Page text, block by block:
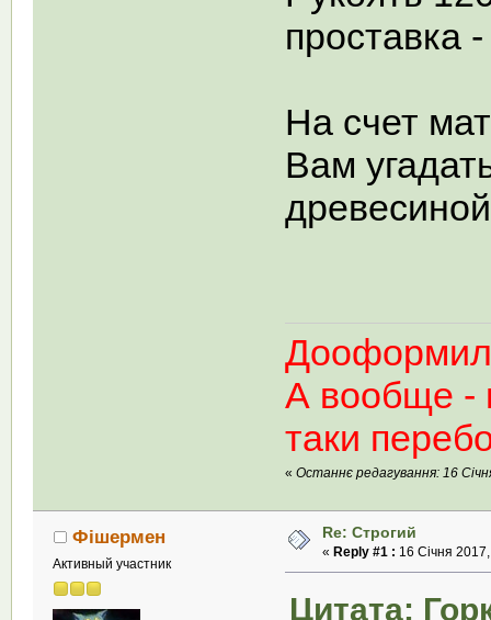
проставка
На счет
Вам
А вообще -
таки
«Останнє редагування: 16
Фішермен
Активный участник
Re: Строгий
« Reply #1 : 16 Січня
Цитата: